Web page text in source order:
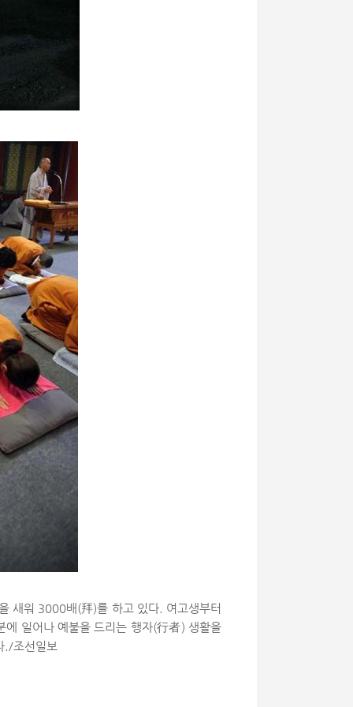
새워 3000배(拜)를 하고 있다. 여고생부터
일어나 예불을 드리는 행자(行者) 생활을
./조선일보